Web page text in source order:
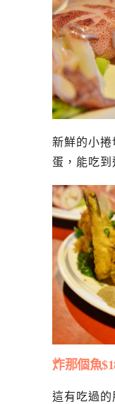
新鮮的小捲
蛋，能吃到
炸那個魚
這有吃過的